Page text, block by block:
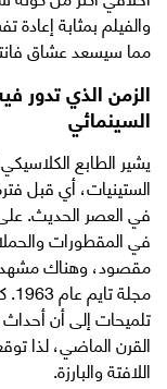
والفيلم بمثابة
مما سيسعد عشاق
الزمن الذي تدور
السينمائي
يشير الطابع
الستينيات، أي قبل
في العصر الحديث.
في المقطورات
مقصود، وهناك مشهد
تلميحات إلى أن
القرن الماضي، لذا
اللافتة والبارزة.